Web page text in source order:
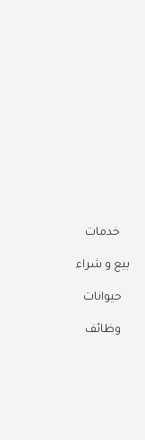
خدمات
بيع و شراء
حيوانات
وظائف